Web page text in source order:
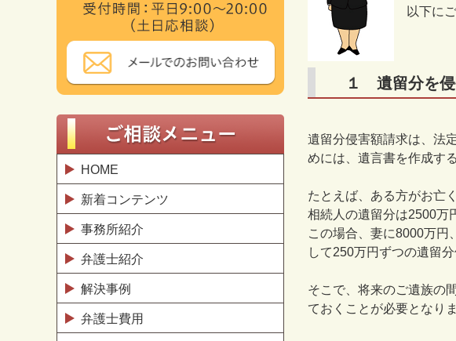
以下に
１ 遺留分を侵
遺留分侵害額請求は、法
めには、遺言書を作成す
たとえば、ある方がお亡
相続人の遺留分は2500万
この場合、妻に8000万円
して250万円ずつの遺留
そこで、将来のご遺族の
ておくことが必要となりま
HOME
新着コンテンツ
事務所紹介
弁護士紹介
解決事例
弁護士費用